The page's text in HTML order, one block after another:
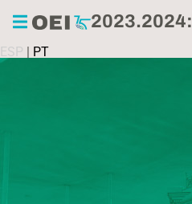
2023.2024:
ESP | PT